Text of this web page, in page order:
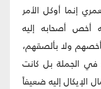
إنما أوكل الأمر
أخص أصحابه إليه
ولا بألصقهم،
الجملة بل كانت
الإيكال إليه ضعيفاً